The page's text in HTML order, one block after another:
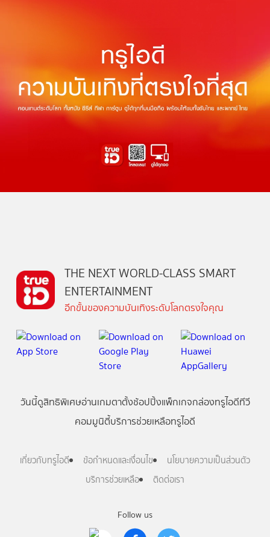
Follow us
THE NEXT WORLD-CLASS SMART
ENTERTAINMENT
อีกขั้นของความบันเทิงระดับโลกตรงใจคุณ
วันนี้ดูสิทธิพิเศษอ่านเกมตาตั้งช้อปปิ้งแพ็กเกจกล่องทรูไอดีทีวี
คอมมูนิตี้บริการช่วยเหลือทรูไอดี
เกี่ยวกับทรูไอดี ข้อกำหนดและเงื่อนไข
นโยบายความเป็นส่วนตัว
บริการช่วยเหลือ
ติดต่อเรา